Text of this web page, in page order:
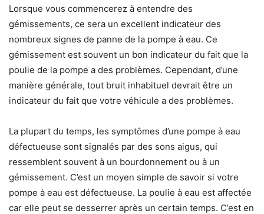
Lorsque vous commencerez à entendre des
gémissements, ce sera un excellent indicateur des
nombreux signes de panne de la pompe à eau. Ce
gémissement est souvent un bon indicateur du fait que la
poulie de la pompe a des problèmes. Cependant, d’une
manière générale, tout bruit inhabituel devrait être un
indicateur du fait que votre véhicule a des problèmes.
La plupart du temps, les symptômes d’une pompe à eau
défectueuse sont signalés par des sons aigus, qui
ressemblent souvent à un bourdonnement ou à un
gémissement. C’est un moyen simple de savoir si votre
pompe à eau est défectueuse. La poulie à eau est affectée
car elle peut se desserrer après un certain temps. C’est en